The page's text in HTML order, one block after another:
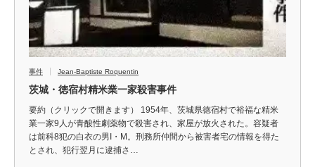
事件 Jean-Baptiste Roquentin
茨城・徳宿村精米業一家殺害事件
要約（クリックで開きます） 1954年、茨城県徳宿村で裕福な精米
業一家9人が青酸性劇薬物で殺害され、家屋が放火された。容疑者
は前科8犯の白衣の男I・M。刑務所仲間から被害者宅の情報を得た
とされ、犯行翌月に逮捕さ…